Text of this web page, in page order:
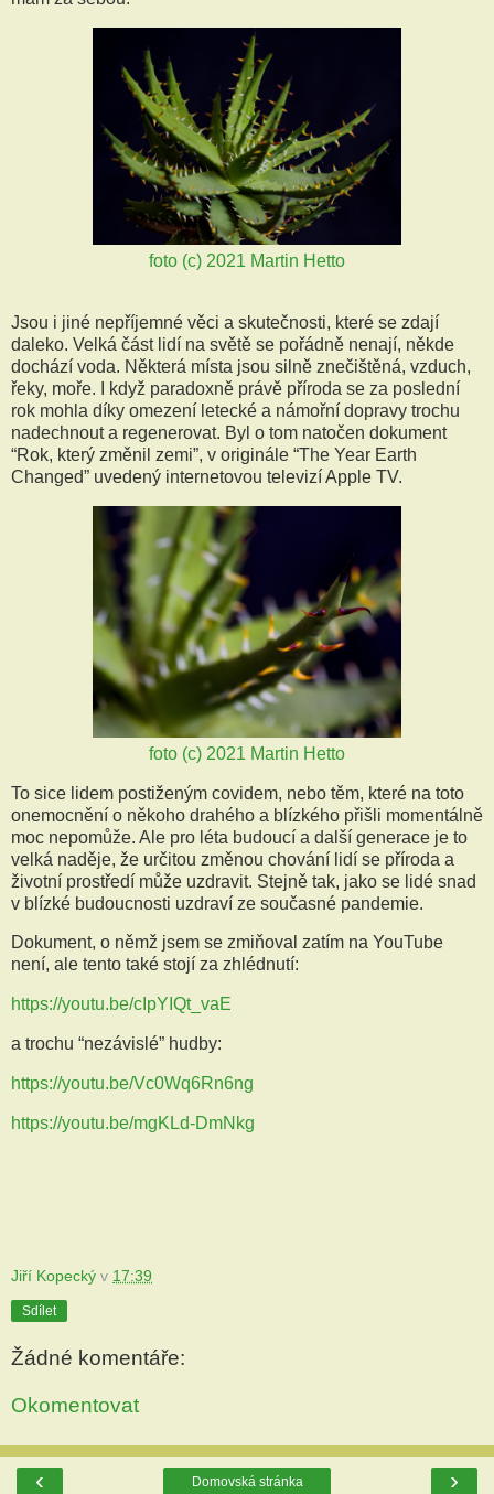
foto (c) 2021 Martin Hetto
Jsou i jiné nepříjemné věci a skutečnosti, které se zdají
daleko. Velká část lidí na světě se pořádně nenají, někde
dochází voda. Některá místa jsou silně znečištěná, vzduch,
řeky, moře. I když paradoxně právě příroda se za poslední
rok mohla díky omezení letecké a námořní dopravy trochu
nadechnout a regenerovat. Byl o tom natočen dokument
“Rok, který změnil zemi”, v originále “The Year Earth
Changed” uvedený internetovou televizí Apple TV.
foto (c) 2021 Martin Hetto
To sice lidem postiženým covidem, nebo těm, které na toto
onemocnění o někoho drahého a blízkého přišli momentálně
moc nepomůže. Ale pro léta budoucí a další generace je to
velká naděje, že určitou změnou chování lidí se příroda a
životní prostředí může uzdravit. Stejně tak, jako se lidé snad
v blízké budoucnosti uzdraví ze současné pandemie.
Dokument, o němž jsem se zmiňoval zatím na YouTube
není, ale tento také stojí za zhlédnutí:
https://youtu.be/cIpYIQt_vaE
a trochu “nezávislé” hudby:
https://youtu.be/Vc0Wq6Rn6ng
https://youtu.be/mgKLd-DmNkg
Jiří Kopecký v 17:39
Sdílet
Žádné komentáře:
Okomentovat
‹ ›
Domovská stránka